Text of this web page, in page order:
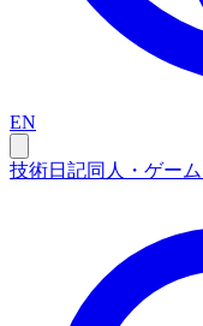
EN
技術日記同人・ゲーム